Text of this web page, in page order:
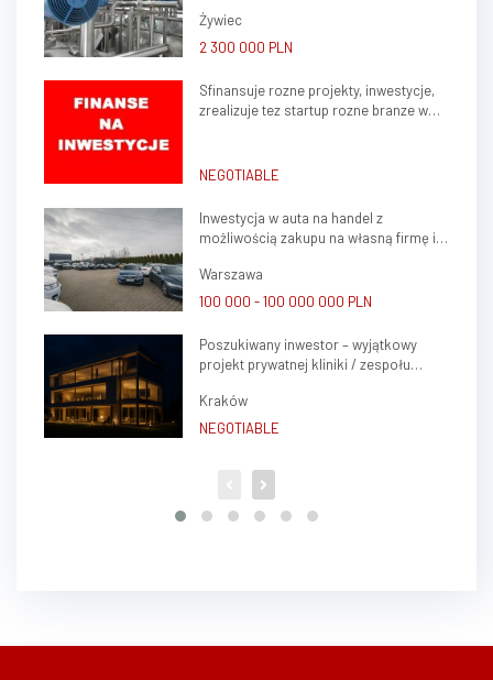
obejmujący halę produkcyjn...
Żywiec
2 300 000 PLN
Sfinansuje rozne projekty, inwestycje,
zrealizuje tez startup rozne branze w
NEGOTIABLE
Inwestycja w auta na handel z
możliwością zakupu na własną firmę i
Warszawa
100 000 - 100 000 000 PLN
Poszukiwany inwestor – wyjątkowy
projekt prywatnej kliniki / zespołu
(Krowodrza)
Kraków
NEGOTIABLE